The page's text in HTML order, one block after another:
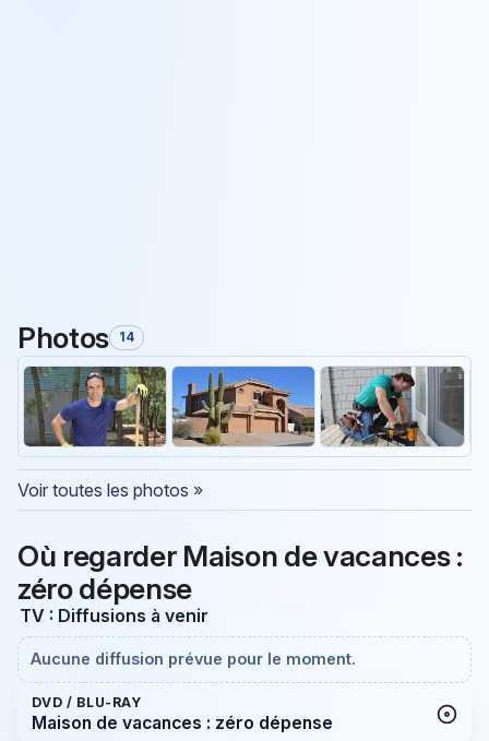
Photos 14
Voir toutes les photos »
Où regarder Maison de vacances :
zéro dépense
TV : Diffusions à venir
Aucune diffusion prévue pour le moment.
DVD / BLU-RAY
Maison de vacances : zéro dépense